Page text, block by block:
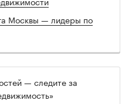
Москвы — лидеры по
— следите за